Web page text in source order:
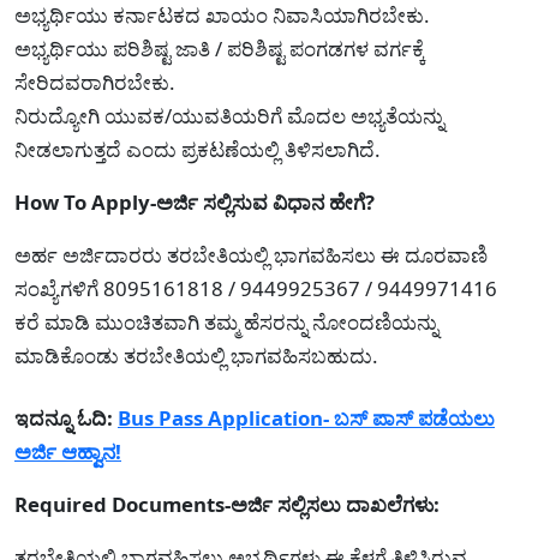
ಅಭ್ಯರ್ಥಿಯು ಕರ್ನಾಟಕದ ಖಾಯಂ ನಿವಾಸಿಯಾಗಿರಬೇಕು.
ಅಭ್ಯರ್ಥಿಯು ಪರಿಶಿಷ್ಟ ಜಾತಿ / ಪರಿಶಿಷ್ಟ ಪಂಗಡಗಳ ವರ್ಗಕ್ಕೆ
ಸೇರಿದವರಾಗಿರಬೇಕು.
ನಿರುದ್ಯೋಗಿ ಯುವಕ/ಯುವತಿಯರಿಗೆ ಮೊದಲ ಅಭ್ಯತೆಯನ್ನು
ನೀಡಲಾಗುತ್ತದೆ ಎಂದು ಪ್ರಕಟಣೆಯಲ್ಲಿ ತಿಳಿಸಲಾಗಿದೆ.
How To Apply-ಅರ್ಜಿ ಸಲ್ಲಿಸುವ ವಿಧಾನ ಹೇಗೆ?
ಅರ್ಹ ಅರ್ಜಿದಾರರು ತರಬೇತಿಯಲ್ಲಿ ಭಾಗವಹಿಸಲು ಈ ದೂರವಾಣಿ
ಸಂಖ್ಯೆಗಳಿಗೆ 8095161818 / 9449925367 / 9449971416
ಕರೆ ಮಾಡಿ ಮುಂಚಿತವಾಗಿ ತಮ್ಮ ಹೆಸರನ್ನು ನೋಂದಣಿಯನ್ನು
ಮಾಡಿಕೊಂಡು ತರಬೇತಿಯಲ್ಲಿ ಭಾಗವಹಿಸಬಹುದು.
ಇದನ್ನೂ ಓದಿ: Bus Pass Application- ಬಸ್ ಪಾಸ್ ಪಡೆಯಲು
ಅರ್ಜಿ ಆಹ್ವಾನ!
Required Documents-ಅರ್ಜಿ ಸಲ್ಲಿಸಲು ದಾಖಲೆಗಳು: